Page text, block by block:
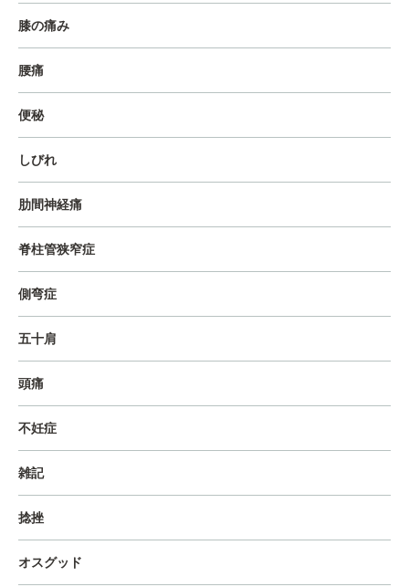
膝の痛み
腰痛
便秘
しびれ
肋間神経痛
脊柱管狭窄症
側弯症
五十肩
頭痛
不妊症
雑記
捻挫
オスグッド